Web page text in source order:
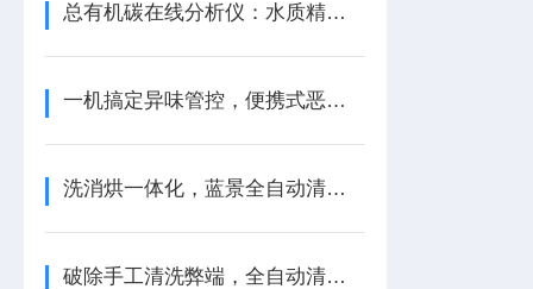
总有机碳在线分析仪：水质精细化监测的实用设备
一机搞定异味管控，便携式恶臭分析仪实用价值解析
洗消烘一体化，蓝景全自动清洗机多维功能优势盘点
破除手工清洗弊端，全自动清洗机深耕多领域科研场景